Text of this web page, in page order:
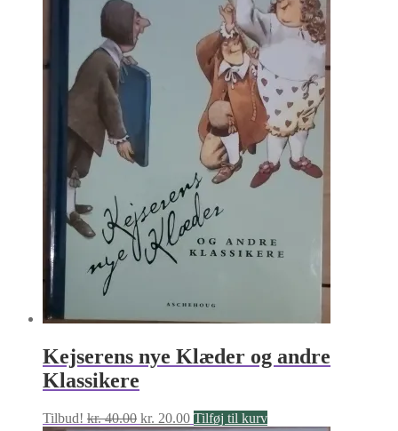
kr. 40.00.
kr. 20.00.
Kejserens nye Klæder og andre
Klassikere
Tilbud! kr.40.00 Den
kr. 20.00Den
Tilføj til kurv